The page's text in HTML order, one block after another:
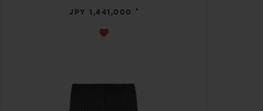
JPY 1,441,000 •